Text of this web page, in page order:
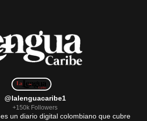
@lalenguacaribe1
+150k Followers
es un diario digital colombiano que cubre